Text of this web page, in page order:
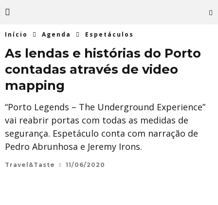
Início Agenda Espetáculos
As lendas e histórias do Porto
contadas através de video
mapping
“Porto Legends – The Underground Experience”
vai reabrir portas com todas as medidas de
segurança. Espetáculo conta com narração de
Pedro Abrunhosa e Jeremy Irons.
Travel&Taste 11/06/2020